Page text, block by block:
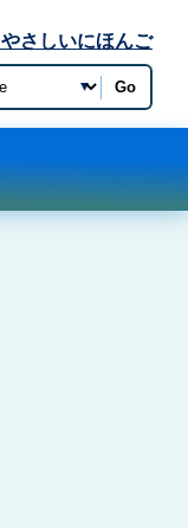
やさしいにほんご
Go